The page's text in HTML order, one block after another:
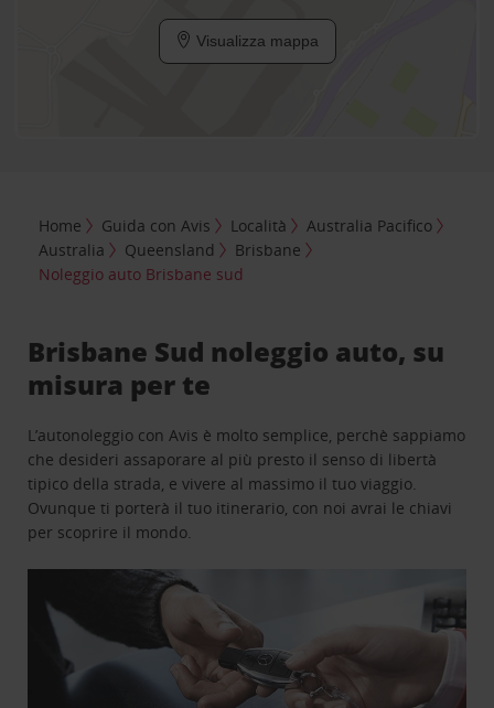
Visualizza mappa
Home Guida con Avis Località
Australia Pacifico
Australia
Queensland
Brisbane
Noleggio auto Brisbane sud
Brisbane Sud noleggio auto, su
misura per te
L’autonoleggio con Avis è molto semplice, perchè sappiamo
che desideri assaporare al più presto il senso di libertà
tipico della strada, e vivere al massimo il tuo viaggio.
Ovunque ti porterà il tuo itinerario, con noi avrai le chiavi
per scoprire il mondo.